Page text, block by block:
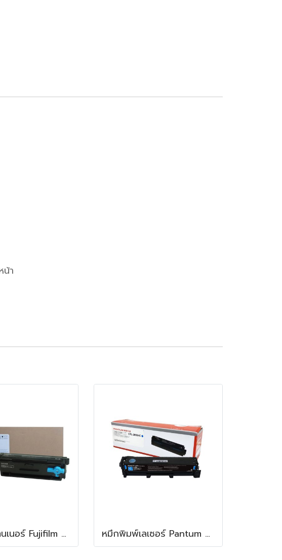
า
ตลับหมึกโทนเนอร์ Fujifilm CT203550 Black หมึกพิมพ์เลเซอร์ Pantum Toner Drum CTL-2000 HC Cyanหมึกสีดำ ใช้สำหรับเครื่องพิมพ์ : Pantum รุ่น CP2200 CM2200 Series ปริมาณการพิมพ์ 5% ลงบนกระดาษ A4 พิมพ์ได้ 3,500 แผ่น